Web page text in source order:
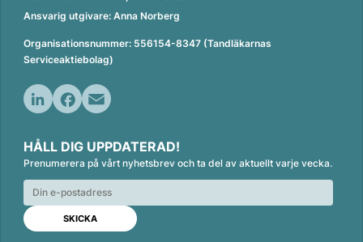
Ansvarig utgivare: Anna Norberg
Organisationsnummer: 556154-8347 (Tandläkarnas
Serviceaktiebolag)
n
k
e
d
n
c
e
b
o
o
k
a
i
l
HÅLL DIG UPPDATERAD!
Prenumerera på vårt nyhetsbrev och ta del av aktuellt varje vecka.